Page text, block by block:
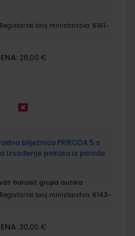
Registarski broj ministarstva: 6161-
28,00 €
bilježnica PRIRODA 5 s
izvođenje pokusa iz prirode
Garašić grupa autora
Registarski broj ministarstva: 6143-
30,00 €